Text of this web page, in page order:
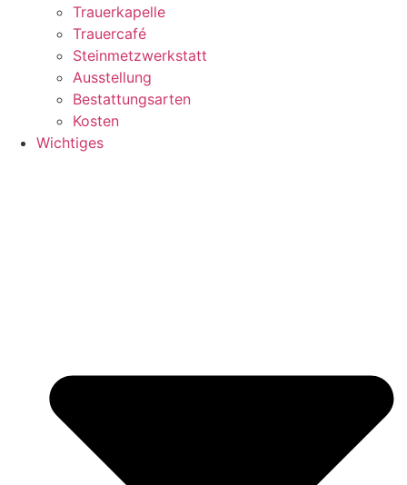
Trauerkapelle
Trauercafé
Steinmetzwerkstatt
Ausstellung
Bestattungsarten
Kosten
Wichtiges